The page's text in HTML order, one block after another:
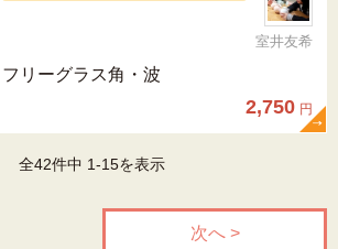
室井友希
フリーグラス角・波
2,750 円
全42件中 1-15を表示
次へ >